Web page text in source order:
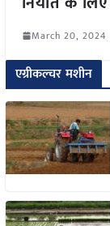
March 20, 2024
एग्रीकल्चर मशीन